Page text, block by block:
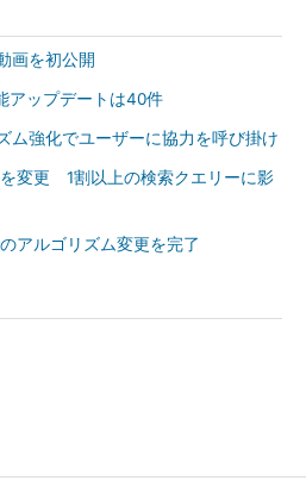
画を初公開
アップデートは40件
ム強化でユーザーに協力を呼び掛け
変更 1割以上の検索クエリーに影
アルゴリズム変更を完了